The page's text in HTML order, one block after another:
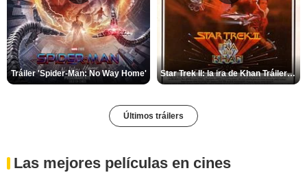
Tráiler 'Spider-Man: No Way Home' Star Trek II: la ira de Khan Tráiler VO
Últimos tráilers
Las mejores películas en cines